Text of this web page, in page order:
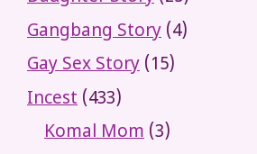
Gangbang Story (4)
Gay Sex Story (15)
Incest (433)
Komal Mom (3)